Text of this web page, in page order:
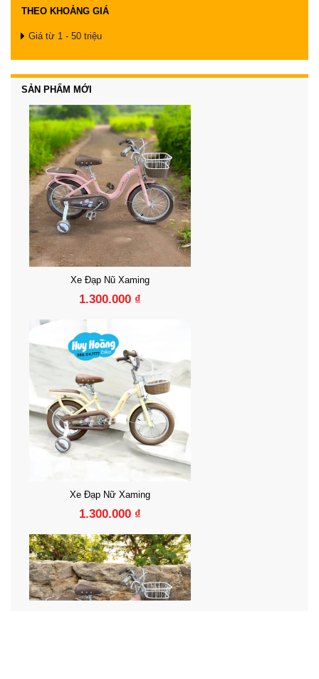
THEO KHOẢNG GIÁ
Giá từ 1 - 50 triệu
SẢN PHẨM MỚI
Xe Đạp Nữ Xaming
1.300.000 ₫
Xe Đạp Nữ Xaming
1.300.000 ₫